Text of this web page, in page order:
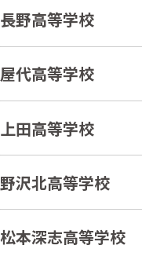
長野高等学校
屋代高等学校
上田高等学校
野沢北高等学校
松本深志高等学校